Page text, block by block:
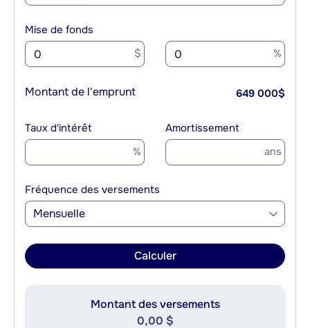
Mise de fonds
$ %
Montant de l'emprunt 649 000$
Taux d'intérêt
%
Amortissement
ans
Fréquence des versements
Mensuelle
Calculer
Montant des versements
0,00 $